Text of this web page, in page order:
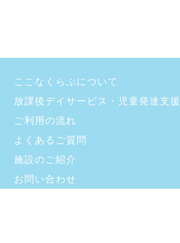
ここなくらぶについて
放課後デイサービス・児童発達支援
ご利用の流れ
よくあるご質問
施設のご紹介
お問い合わせ